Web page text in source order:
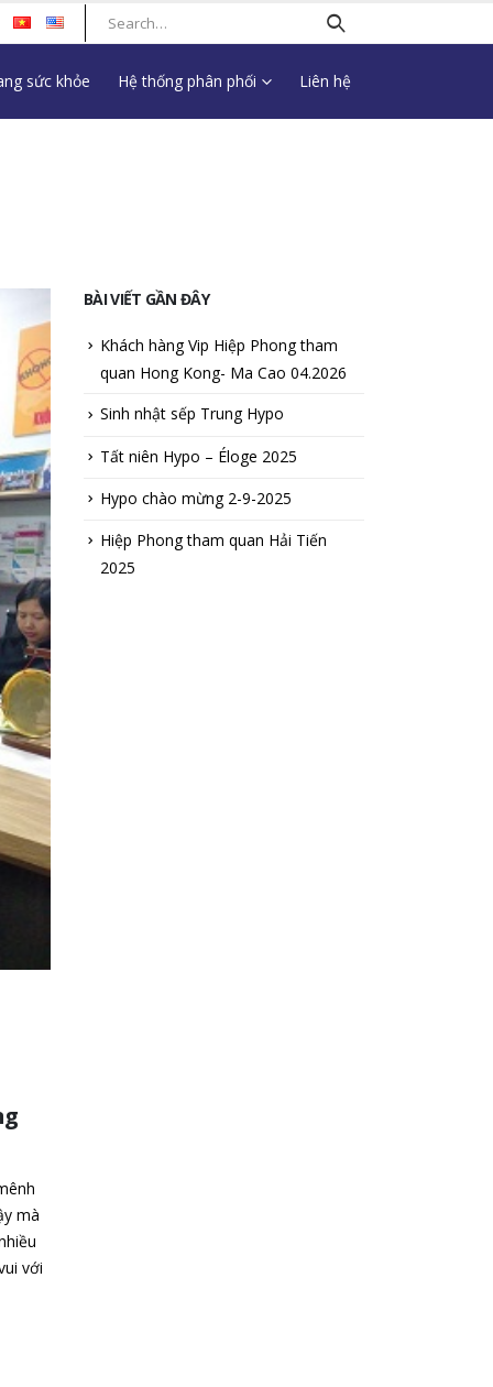
sức khỏe Hệ thống phân phối Liên hệ
mà
với
BÀI VIẾT GẦN ĐÂY
Khách hàng Vip Hiệp Phong tham
quan Hong Kong- Ma Cao 04.2026
Sinh nhật sếp Trung Hypo
Tất niên Hypo – Éloge 2025
Hypo chào mừng 2-9-2025
Hiệp Phong tham quan Hải Tiến
2025